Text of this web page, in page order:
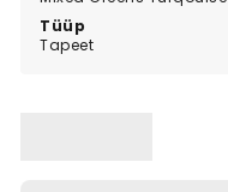
Tüüp
Tapeet